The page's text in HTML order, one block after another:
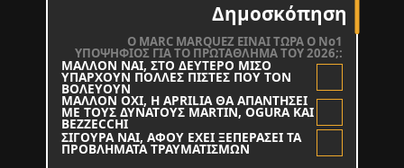
Δημοσκόπηση
O MARC MARQUEZ ΕΙΝΑΙ ΤΩΡΑ Ο Νο1
ΥΠΟΨΗΦΙΟΣ ΓΙΑ ΤΟ ΠΡΩΤΑΘΛΗΜΑ ΤΟΥ 2026;:
ΜΑΛΛΟΝ ΝΑΙ, ΣΤΟ ΔΕΥΤΕΡΟ ΜΙΣΟ
ΥΠΑΡΧΟΥΝ ΠΟΛΛΕΣ ΠΙΣΤΕΣ ΠΟΥ ΤΟΝ
ΒΟΛΕΥΟΥΝ
ΜΑΛΛΟΝ ΟΧΙ, Η APRILIA ΘΑ ΑΠΑΝΤΗΣΕΙ
ΜΕ ΤΟΥΣ ΔΥΝΑΤΟΥΣ MARTIN, OGURA KAI
BEZZECCHI
ΣΙΓΟΥΡΑ ΝΑΙ, ΑΦΟΥ ΕΧΕΙ ΞΕΠΕΡΑΣΕΙ ΤΑ
ΠΡΟΒΛΗΜΑΤΑ ΤΡΑΥΜΑΤΙΣΜΩΝ